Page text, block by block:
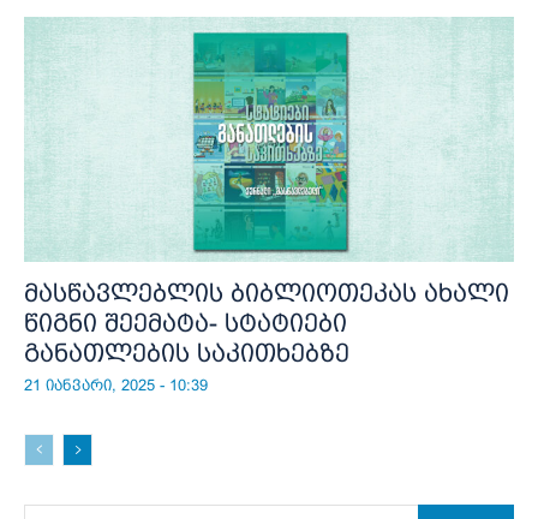
მასწავლებლის ბიბლიოთეკას ახალი
წიგნი შეემატა- სტატიები
განათლების საკითხებზე
21 იანვარი, 2025 - 10:39